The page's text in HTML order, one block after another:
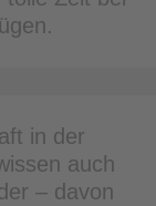
in der
auch
– davon